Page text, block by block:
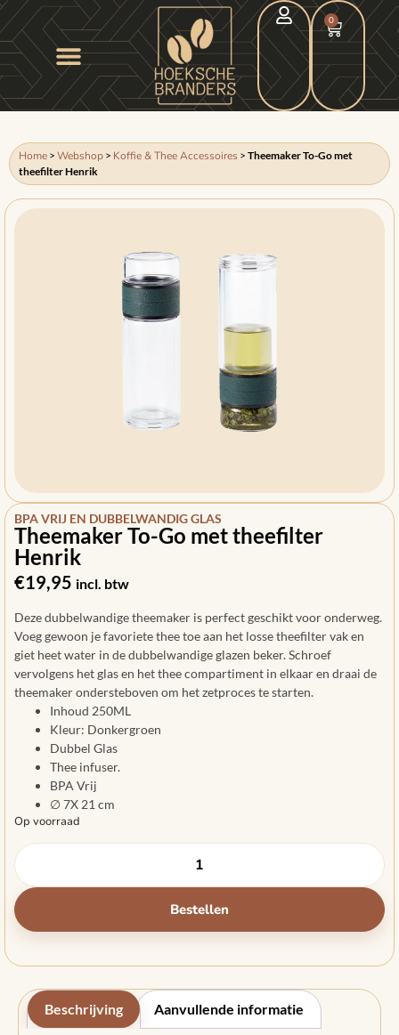
0
Home > Webshop > Koffie & Thee Accessoires > Theemaker To-Go met
theefilter Henrik
BPA VRIJ EN DUBBELWANDIG GLAS
Theemaker To-Go met theefilter
Henrik
€19,95 incl. btw
Deze dubbelwandige theemaker is perfect geschikt voor onderweg.
Voeg gewoon je favoriete thee toe aan het losse theefilter vak en
giet heet water in de dubbelwandige glazen beker. Schroef
vervolgens het glas en het thee compartiment in elkaar en draai de
theemaker ondersteboven om het zetproces te starten.
Inhoud 250ML
Kleur: Donkergroen
Dubbel Glas
Thee infuser.
BPA Vrij
∅ 7X 21 cm
Op voorraad
Bestellen
Beschrijving Aanvullende informatie